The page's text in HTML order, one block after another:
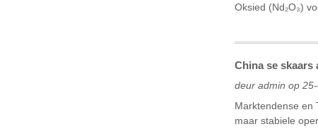
Oksied (Nd₂O₃)
China se skaars
deur admin op
Marktendense en
maar stabiele